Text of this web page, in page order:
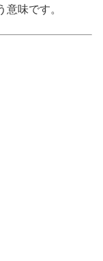
味です。